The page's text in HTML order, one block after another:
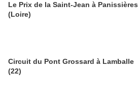
Le Prix de la Saint-Jean à Panissières
(Loire)
Circuit du Pont Grossard à Lamballe
(22)